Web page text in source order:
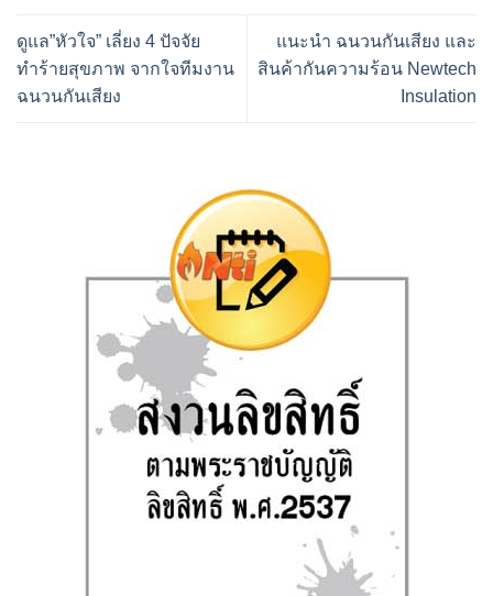
ดูแล”หัวใจ” เลี่ยง 4 ปัจจัย
ทำร้ายสุขภาพ จากใจทีมงาน
ฉนวนกันเสียง
แนะนำ ฉนวนกันเสียง และ
สินค้ากันความร้อน Newtech
Insulation